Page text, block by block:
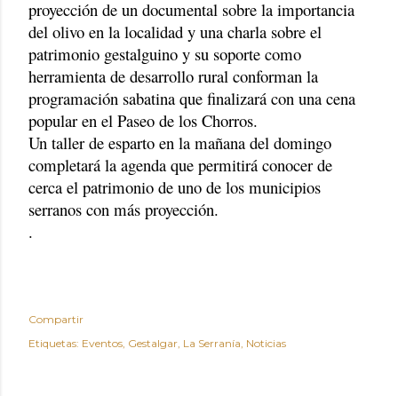
proyección de un documental sobre la importancia
del olivo en la localidad y una charla sobre el
patrimonio gestalguino y su soporte como
herramienta de desarrollo rural conforman la
programación sabatina que finalizará con una cena
popular en el Paseo de los Chorros.
Un taller de esparto en la mañana del domingo
completará la agenda que permitirá conocer de
cerca el patrimonio de uno de los municipios
serranos con más proyección.
.
Compartir
Etiquetas: Eventos Gestalgar La Serranía Noticias